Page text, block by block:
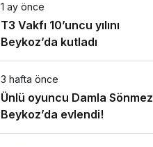
1 ay önce
T3 Vakfı 10’uncu yılını
Beykoz’da kutladı
3 hafta önce
Ünlü oyuncu Damla Sönmez
Beykoz’da evlendi!